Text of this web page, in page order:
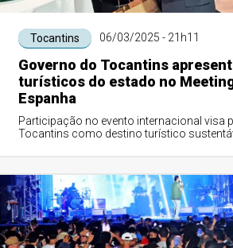
Tocantins 06/03/2025 - 21h11
Governo do Tocantins
turísticos do estado no
Espanha
Participação no evento internacional visa
Tocantins como destino turístico